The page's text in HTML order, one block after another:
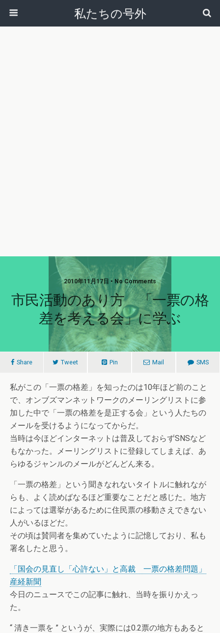
私たちの号外
2010年11月17日 • No Comments
市民活動のあり方 「一票の格
差を考える会」に学ぶ
Share Tweet Pin Mail SMS
私がこの「一票の格差」を知ったのは10年ほど前のこと
で、オンブズマンネットワークのメーリングリストに参
加した中で「一票の格差を是正する会」という人たちの
メールを受けるようになってからだ。
当時は今ほどインターネットは普及しておらずSNSなど
もなかった。メーリングリストに登録してしまえば、あ
らゆるジャンルのメールがどんどん来る。
「一票の格差」という聞きなれないタイトルに触れなが
らも、よく読めばなるほど重要なことだと感じた。地方
によっては選挙があるために住民票の移動さえできない
人がいるほどだ。
その頃は賛同者を集めていたように記憶しており、私も
署名したと思う。
「国会の見直し「心許ない」と高裁 一票の格差問題」
産経新聞
今日のニュースでこの記事に触れ、当時を振りかえっ
た。
“ 清き一票を ” というが、実際には0.2票の地方もあると